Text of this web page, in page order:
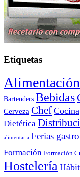
Etiquetas
Alimentación
Bartenders Bebidas
Cerveza Chef Cocina
Dietética
alimentaria Ferias
Formación Formación
Hostelería